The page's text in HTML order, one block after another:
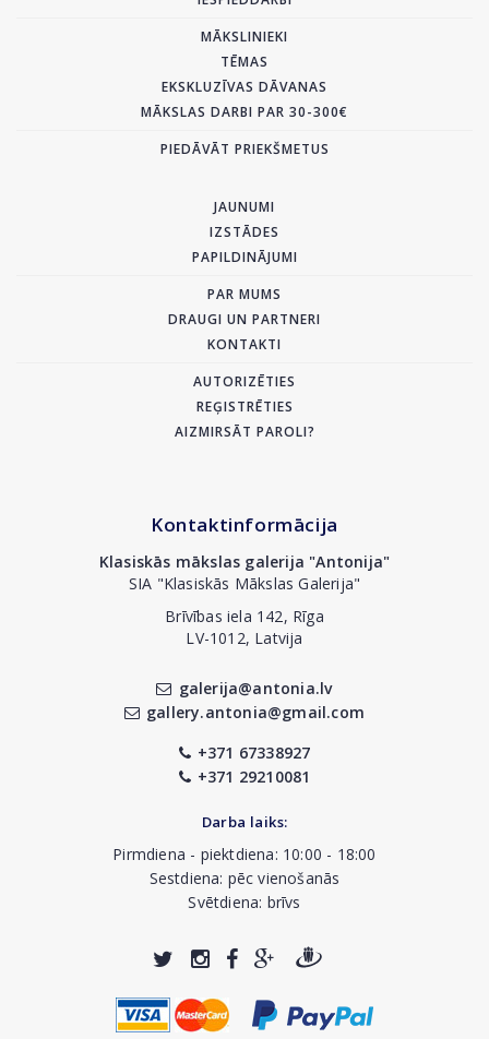
MĀKSLINIEKI
TĒMAS
EKSKLUZĪVAS DĀVANAS
MĀKSLAS DARBI PAR 30-300€
PIEDĀVĀT PRIEKŠMETUS
JAUNUMI
IZSTĀDES
PAPILDINĀJUMI
PAR MUMS
DRAUGI UN PARTNERI
KONTAKTI
AUTORIZĒTIES
REĢISTRĒTIES
AIZMIRSĀT PAROLI?
Kontaktinformācija
Klasiskās mākslas galerija "Antonija"
SIA "Klasiskās Mākslas Galerija"
Brīvības iela 142, Rīga
LV-1012, Latvija
galerija@antonia.lv
gallery.antonia@gmail.com
+371 67338927
+371 29210081
Darba laiks:
Pirmdiena - piektdiena: 10:00 - 18:00
Sestdiena: pēc vienošanās
Svētdiena: brīvs